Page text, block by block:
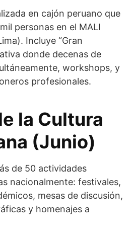
en cajón peruano que
personas en el MALI
Incluye “Gran
donde decenas de
workshops, y
profesionales.
la Cultura
(Junio)
de 50 actividades
nacionalmente: festivales,
mesas de discusión,
y homenajes a